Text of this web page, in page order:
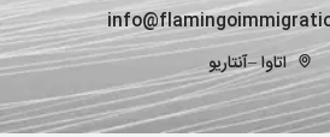
اتاوا –آنتاریو